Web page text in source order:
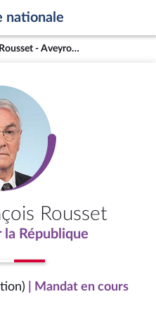
nationale
M. Jean-François Rousset - Aveyron (3e circonscription)
Rousset
la République
| Mandat en cours